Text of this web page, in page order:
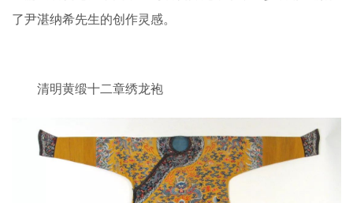
了尹湛纳希先生的创作灵感。
清明黄缎十二章绣龙袍